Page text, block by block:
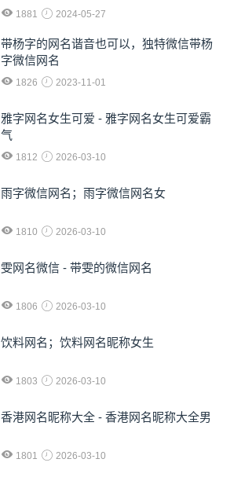
1881 2024-05-27
​带杨字的网名谐音也可以，独特微信带杨
字微信网名
1826 2023-11-01
雅字网名女生可爱 - 雅字网名女生可爱霸
气
1812 2026-03-10
雨字微信网名；雨字微信网名女
1810 2026-03-10
雯网名微信 - 带雯的微信网名
1806 2026-03-10
饮料网名；饮料网名昵称女生
1803 2026-03-10
香港网名昵称大全 - 香港网名昵称大全男
1801 2026-03-10